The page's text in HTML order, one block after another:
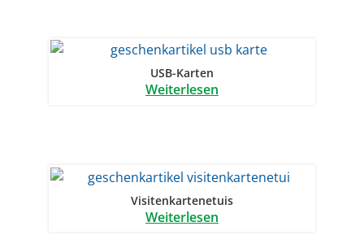
USB-Karten
Weiterlesen
Visitenkartenetuis
Weiterlesen